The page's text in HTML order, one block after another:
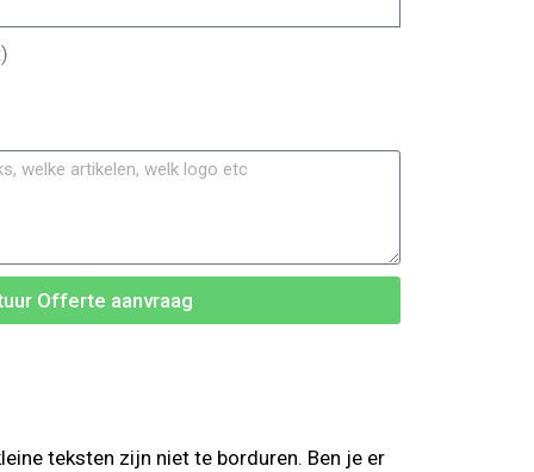
Offerte aanvraag
teksten zijn niet te borduren. Ben je er